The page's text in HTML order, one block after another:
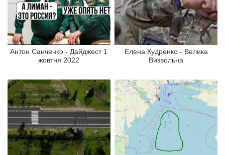
Антон Санченко - Дайджест 1
жовтня 2022
Елена Кудренко - Велика
Визвольна